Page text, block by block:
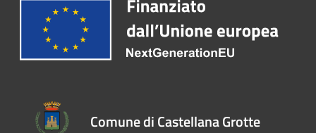
Comune di Castellana Grotte